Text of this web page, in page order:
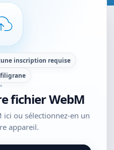
inscription requise
fichier WebM
ici ou sélectionnez-en un
appareil.